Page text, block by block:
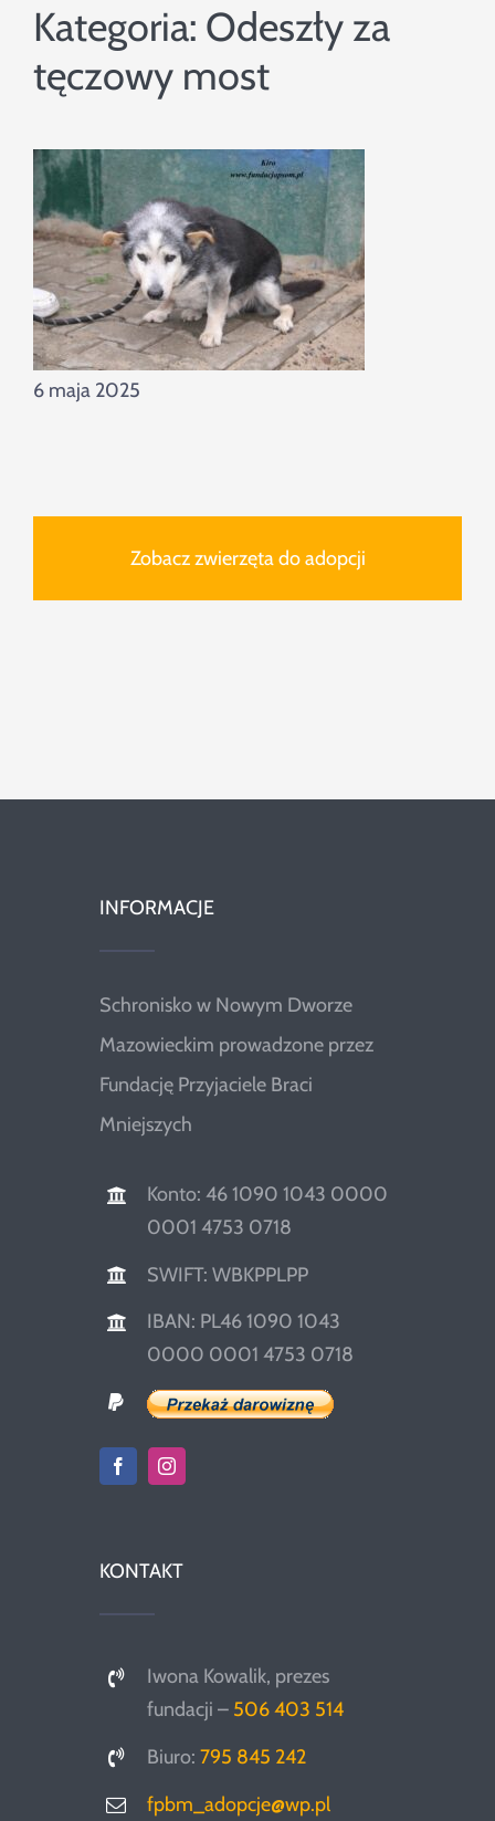
Kategoria: Odeszły za
tęczowy most
6 maja 2025
Zobacz zwierzęta do adopcji
INFORMACJE
Schronisko w Nowym Dworze
Mazowieckim prowadzone przez
Fundację Przyjaciele Braci
Mniejszych
Konto: 46 1090 1043 0000
0001 4753 0718
SWIFT: WBKPPLPP
IBAN: PL46 1090 1043
0000 0001 4753 0718
KONTAKT
Iwona Kowalik, prezes
fundacji – 506 403 514
Biuro:795 845 242
fpbm_adopcje@wp.pl